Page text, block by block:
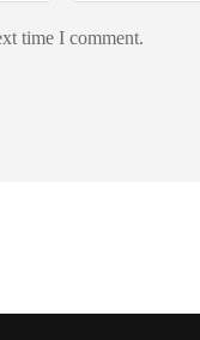
time I comment.